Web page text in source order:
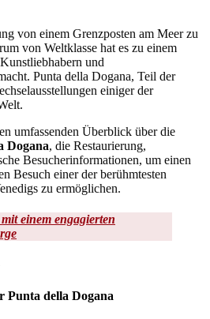
von einem Grenzposten am Meer zu
von Weltklasse hat es zu einem
und
Punta della Dogana, Teil der
einiger der
umfassenden Überblick über die
Dogana, die Restaurierung,
Besucherinformationen, um einen
Besuch einer der berühmtesten
zu ermöglichen.
einem engagierten
Punta della Dogana